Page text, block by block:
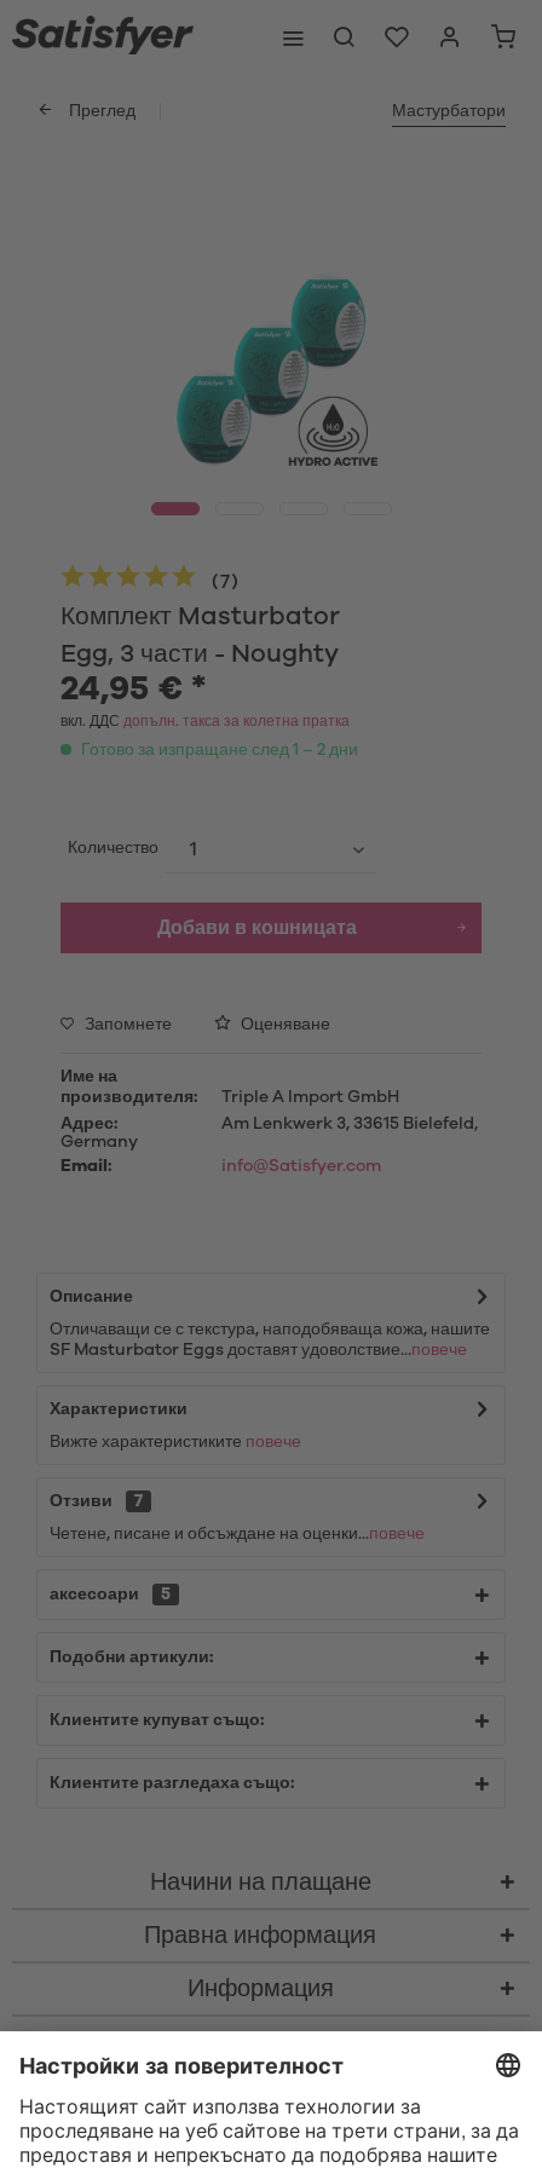
Преглед Мастурбатори
Комплект Masturbator
Egg, 3 части - Noughty
(7)
24,95 € *
вкл. ДДС допълн. такса за колетна пратка
Готово за изпращане след 1 – 2 дни
Количество
Добави в кошницата
Запомнете Оценяване
Име на
производителя:
Triple A Import GmbH
Адрес:
Am Lenkwerk 3, 33615 Bielefeld,
Germany
Email:
info@Satisfyer.com
Описание
Отличаващи се с текстура, наподобяваща кожа, нашите
SF Masturbator Eggs доставят удоволствие...повече
Характеристики
Вижте характеристиките повече
Отзиви
7
Четене, писане и обсъждане на оценки...повече
аксесоари 5
Подобни артикули:
Клиентите купуват също:
Клиентите разгледаха също:
Начини на плащане
Правна информация
Информация
такса за колетна пратка и при нужда такса за наложен платеж, ако не е
посочено друго